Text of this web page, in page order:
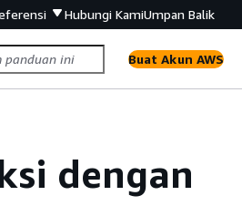
Hubungi KamiUmpan Balik
Buat Akun AWS
dengan